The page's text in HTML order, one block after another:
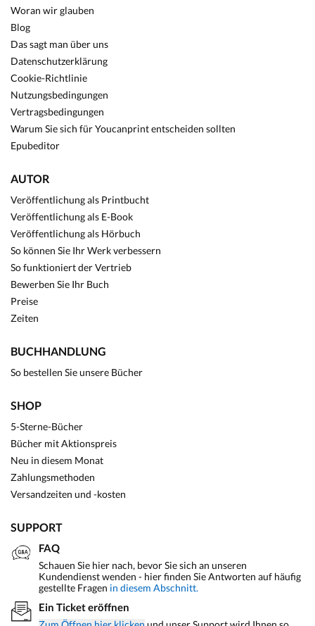
Woran wir glauben
Blog
Das sagt man über uns
Datenschutzerklärung
Cookie-Richtlinie
Nutzungsbedingungen
Vertragsbedingungen
Warum Sie sich für Youcanprint entscheiden sollten
Epubeditor
AUTOR
Veröffentlichung als Printbucht
Veröffentlichung als E-Book
Veröffentlichung als Hörbuch
So können Sie Ihr Werk verbessern
So funktioniert der Vertrieb
Bewerben Sie Ihr Buch
Preise
Zeiten
BUCHHANDLUNG
So bestellen Sie unsere Bücher
SHOP
5-Sterne-Bücher
Bücher mit Aktionspreis
Neu in diesem Monat
Zahlungsmethoden
Versandzeiten und -kosten
SUPPORT
FAQ
Schauen Sie hier nach, bevor Sie sich an unseren
Kundendienst wenden - hier finden Sie Antworten auf häufig
gestellte Fragen in diesem Abschnitt.
Ein Ticket eröffnen